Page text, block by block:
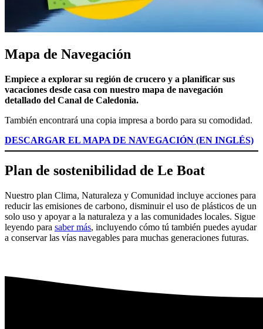
Mapa de Navegación
Empiece a explorar su región de crucero y a planificar sus
vacaciones desde casa con nuestro mapa de navegación
detallado del Canal de Caledonia.
También encontrará una copia impresa a bordo para su comodidad.
DESCARGAR EL MAPA DE NAVEGACIÓN (EN INGLÉS)
Plan de sostenibilidad de Le Boat
Nuestro plan Clima, Naturaleza y Comunidad incluye acciones para
reducir las emisiones de carbono, disminuir el uso de plásticos de un
solo uso y apoyar a la naturaleza y a las comunidades locales. Sigue
leyendo para saber más, incluyendo cómo tú también puedes ayudar
a conservar las vías navegables para muchas generaciones futuras.